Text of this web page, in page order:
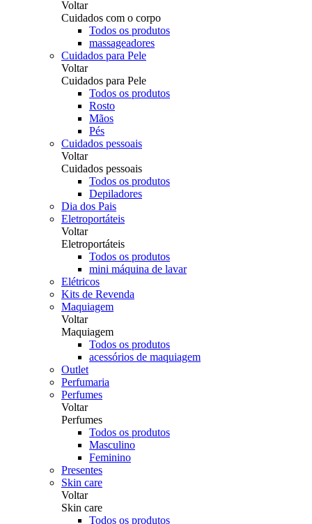
Voltar
Cuidados com o corpo
Todos os produtos
massageadores
Cuidados para Pele
Voltar
Cuidados para Pele
Todos os produtos
Rosto
Mãos
Pés
Cuidados pessoais
Voltar
Cuidados pessoais
Todos os produtos
Depiladores
Dia dos Pais
Eletroportáteis
Voltar
Eletroportáteis
Todos os produtos
mini máquina de lavar
Elétricos
Kits de Revenda
Maquiagem
Voltar
Maquiagem
Todos os produtos
acessórios de maquiagem
Outlet
Perfumaria
Perfumes
Voltar
Perfumes
Todos os produtos
Masculino
Feminino
Presentes
Skin care
Voltar
Skin care
Todos os produtos